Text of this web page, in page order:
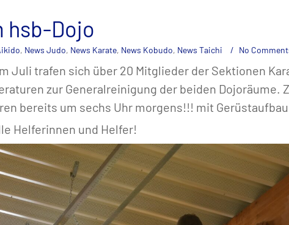
hsb-Dojo
, News Judo, News Karate, News Kobudo, News Taichi No
Juli trafen sich über 20 Mitglieder der Sektionen
zur Generalreinigung der beiden
bereits um sechs Uhr morgens!!! mit
Helferinnen und Helfer!